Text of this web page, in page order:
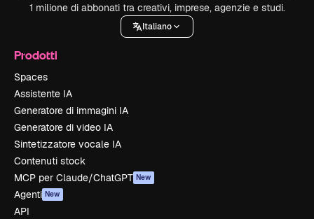
1 milione di abbonati tra creativi, imprese, agenzie e studi.
Italiano
Prodotti
Spaces
Assistente IA
Generatore di immagini IA
Generatore di video IA
Sintetizzatore vocale IA
Contenuti stock
MCP per Claude/ChatGPT New
Agenti New
API